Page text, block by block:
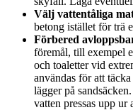
Välj vattentåliga
betong istället för trä
Förbered
föremål, till exempel
och toaletter vid
användas för att
lägger på
vatten pressas upp ur